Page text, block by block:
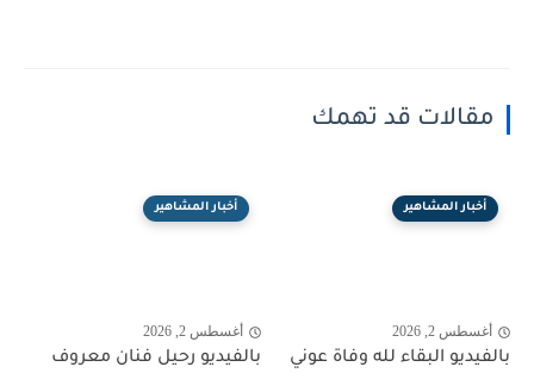
مقالات قد تهمك
أخبار المشاهير
أغسطس 2, 2026
بالفيديو البقاء لله وفاة عوني
أخبار المشاهير
أغسطس 2, 2026
بالفيديو رحيل فنان معروف